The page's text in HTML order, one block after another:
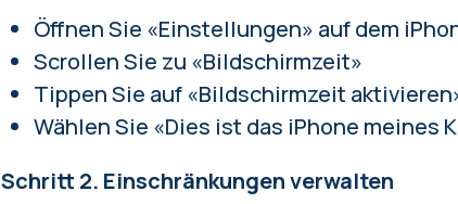
Öffnen Sie «Einstellungen» auf dem
Scrollen Sie zu «Bildschirmzeit»
Tippen Sie auf «Bildschirmzeit
Wählen Sie «Dies ist das iPhone meines
Schritt 2. Einschränkungen verwalten